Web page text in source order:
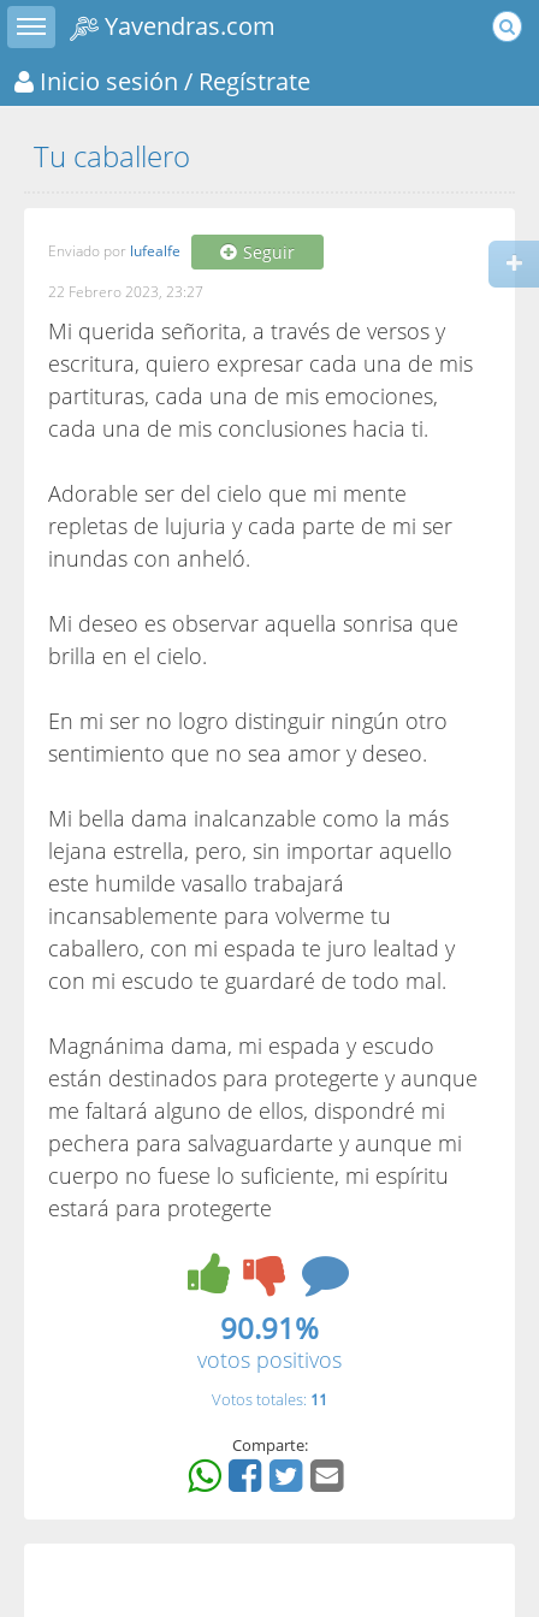
Toggle sidebar
Yavendras.com
Inicio sesión / Regístrate
Tu caballero
Enviado por lufealfe Seguir
22 Febrero 2023, 23:27
Mi querida señorita, a través de versos y
escritura, quiero expresar cada una de mis
partituras, cada una de mis emociones,
cada una de mis conclusiones hacia ti.
Adorable ser del cielo que mi mente
repletas de lujuria y cada parte de mi ser
inundas con anheló.
Mi deseo es observar aquella sonrisa que
brilla en el cielo.
En mi ser no logro distinguir ningún otro
sentimiento que no sea amor y deseo.
Mi bella dama inalcanzable como la más
lejana estrella, pero, sin importar aquello
este humilde vasallo trabajará
incansablemente para volverme tu
caballero, con mi espada te juro lealtad y
con mi escudo te guardaré de todo mal.
Magnánima dama, mi espada y escudo
están destinados para protegerte y aunque
me faltará alguno de ellos, dispondré mi
pechera para salvaguardarte y aunque mi
cuerpo no fuese lo suficiente, mi espíritu
estará para protegerte
90.91%
votos positivos
Votos totales: 11
Comparte: